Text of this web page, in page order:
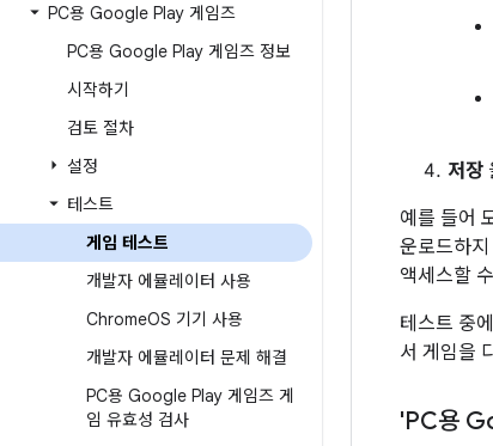
PC용 Google Play 게임즈
PC용 Google Play 게임즈 정보
시작하기
검토 절차
설정
테스트
게임 테스트
개발자 에뮬레이터 사용
ChromeOS 기기 사용
개발자 에뮬레이터 문제 해결
PC용 Google Play 게임즈 게
임 유효성 검사
저장
예를 들어
운로드하
액세스할
테스트 중
서 게임을
'PC용